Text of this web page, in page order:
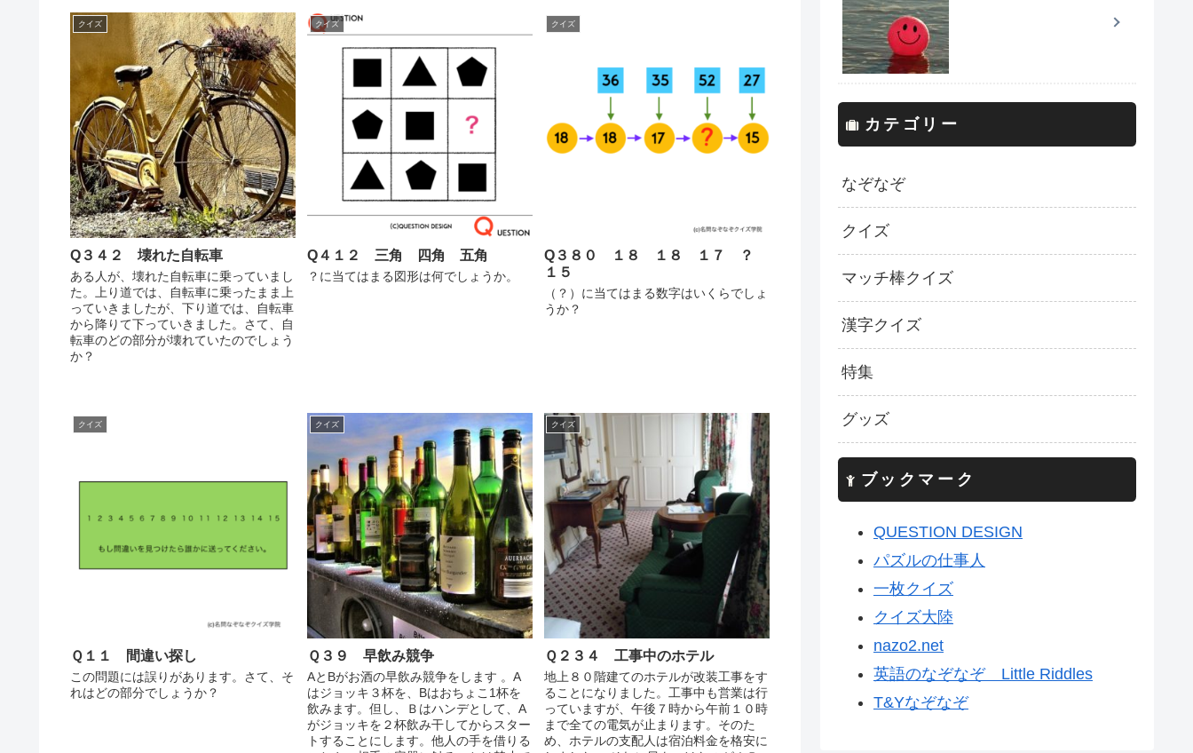
クイズ
Q３４２ 壊れた自転車
ある人が、壊れた自転車に乗っていまし
た。上り道では、自転車に乗ったまま上
っていきましたが、下り道では、自転車
から降りて下っていきました。さて、自
転車のどの部分が壊れていたのでしょう
か？
クイズ
Q４１２ 三角 四角 五角
？に当てはまる図形は何でしょうか。
クイズ
Q３８０ １８ １８ １７ ？
１５
（？）に当てはまる数字はいくらでしょ
うか？
クイズ
Ｑ１１ 間違い探し
この問題には誤りがあります。さて、そ
れはどの部分でしょうか？
クイズ
Ｑ３９ 早飲み競争
AとBがお酒の早飲み競争をします 。A
はジョッキ３杯を、Bはおちょこ1杯を
飲みます。但し、Ｂはハンデとして、A
がジョッキを２杯飲み干してからスター
トすることにします。他人の手を借りる
クイズ
Ｑ２３４ 工事中のホテル
地上８０階建てのホテルが改装工事をす
ることになりました。工事中も営業は行
っていますが、午後７時から午前１０時
まで全ての電気が止まります。そのた
め、ホテルの支配人は宿泊料金を格安に
カテゴリー
なぞなぞ
クイズ
マッチ棒クイズ
漢字クイズ
特集
グッズ
ブックマーク
QUESTION DESIGN
パズルの仕事人
一枚クイズ
クイズ大陸
nazo2.net
英語のなぞなぞ Little Riddles
T&Yなぞなぞ